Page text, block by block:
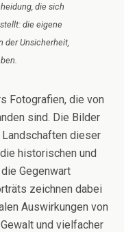
die sich
die eigene
der Unsicherheit,
Fotografien, die von
sind. Die Bilder
dieser
historischen und
Gegenwart
zeichnen dabei
Auswirkungen von
und vielfacher